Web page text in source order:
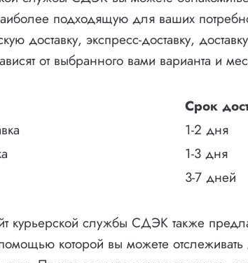
подходящую для ваших
доставку, экспресс-доставку,
от выбранного вами варианта и
Срок
1-2 дня
1-3 дня
3-7 дней
курьерской службы СДЭК также
которой вы можете